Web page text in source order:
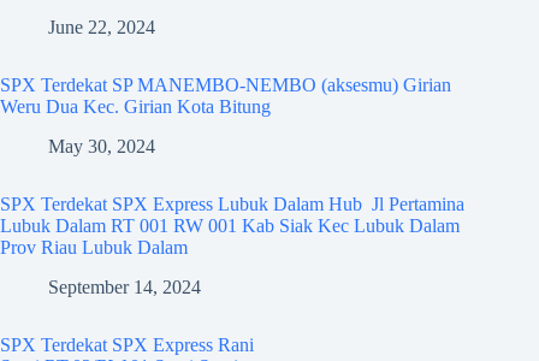
June 22, 2024
SPX Terdekat SP MANEMBO-NEMBO (aksesmu) Girian
Weru Dua Kec. Girian Kota Bitung
May 30, 2024
SPX Terdekat SPX Express Lubuk Dalam Hub Jl Pertamina
Lubuk Dalam RT 001 RW 001 Kab Siak Kec Lubuk Dalam
Prov Riau Lubuk Dalam
September 14, 2024
SPX Terdekat SPX Express Rani